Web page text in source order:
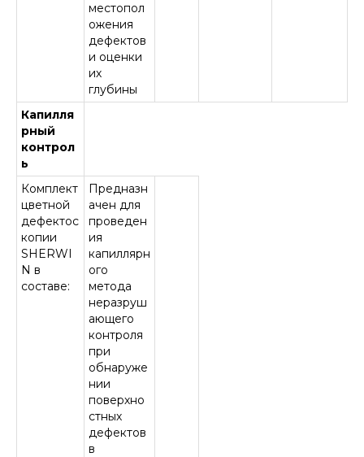
местопол
ожения
дефектов
и оценки
их
глубины
Капилля
рный
контрол
ь
Комплект
цветной
дефектос
копии
SHERWI
N в
составе:
Предназн
ачен для
проведен
ия
капиллярн
ого
метода
неразруш
ающего
контроля
при
обнаруже
нии
поверхно
стных
дефектов
в